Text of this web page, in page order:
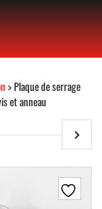
> Plaque de serrage
et anneau